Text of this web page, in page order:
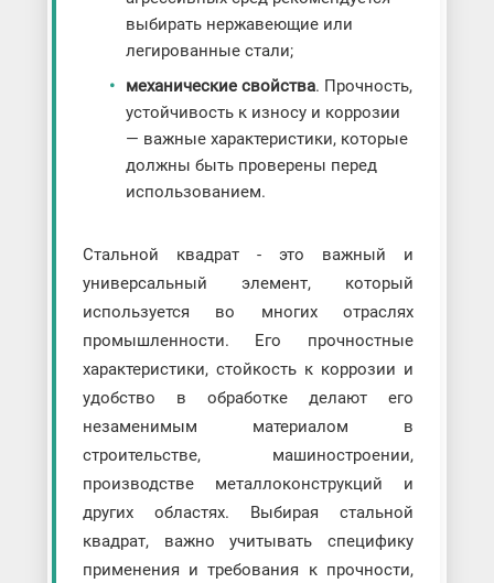
выбирать нержавеющие или
легированные стали;
механические свойства. Прочность,
устойчивость к износу и коррозии
— важные характеристики, которые
должны быть проверены перед
использованием.
Стальной квадрат - это важный и
универсальный элемент, который
используется во многих отраслях
промышленности. Его прочностные
характеристики, стойкость к коррозии и
удобство в обработке делают его
незаменимым материалом в
строительстве, машиностроении,
производстве металлоконструкций и
других областях. Выбирая стальной
квадрат, важно учитывать специфику
применения и требования к прочности,